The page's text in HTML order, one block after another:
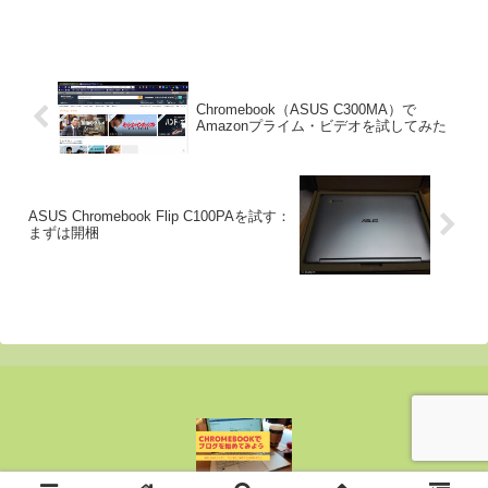
Chromebook（ASUS C300MA）で
Amazonプライム・ビデオを試してみた
ASUS Chromebook Flip C100PAを試す：
まずは開梱